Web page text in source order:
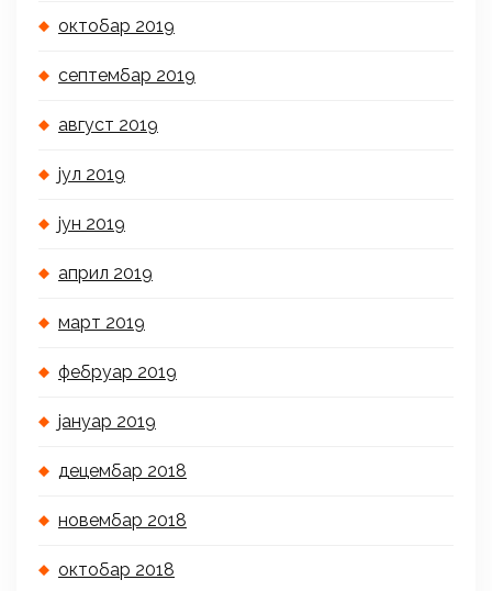
октобар 2019
септембар 2019
август 2019
јул 2019
јун 2019
април 2019
март 2019
фебруар 2019
јануар 2019
децембар 2018
новембар 2018
октобар 2018